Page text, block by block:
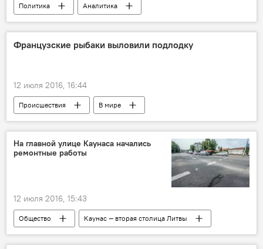
Политика
Аналитика
Камень преткновения: новый Трудовой кодекс
Французские рыбаки выловили подлодку
12 июля 2016, 16:44
Происшествия В мире
На главной улице Каунаса начались
ремонтные работы
12 июля 2016, 15:43
Общество Каунас — вторая столица Литвы